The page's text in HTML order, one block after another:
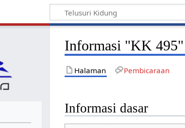
Informasi "KK 495"
Halaman Pembicaraan
Informasi dasar